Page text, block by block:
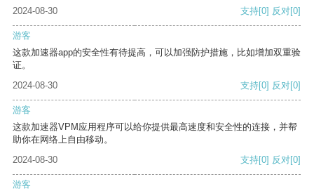
2024-08-30
支持[0] 反对[0]
游客
这款加速器app的安全性有待提高，可以加强防护措施，比如增加双重验
证。
2024-08-30
支持[0] 反对[0]
游客
这款加速器VPM应用程序可以给你提供最高速度和安全性的连接，并帮
助你在网络上自由移动。
2024-08-30
支持[0] 反对[0]
游客